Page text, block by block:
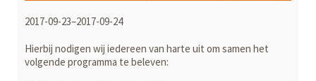
2017-09-23–2017-09-24
Hierbij nodigen wij iedereen van harte uit om samen het
volgende programma te beleven: